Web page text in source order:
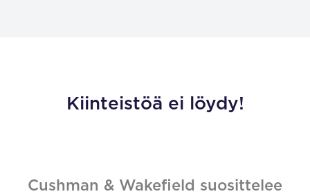
Kiinteistöä ei löydy!
Cushman & Wakefield suosittelee